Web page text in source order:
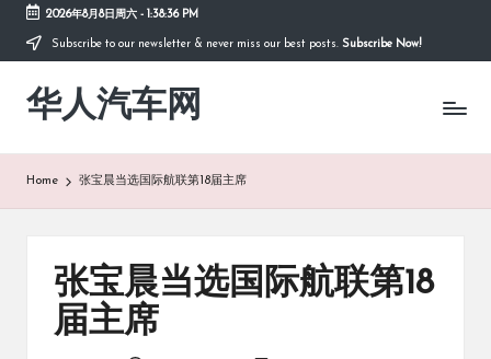
Skip
content
2026年8月8日周六- 1:38:36 PM
Subscribe to our newsletter & never miss our best posts. Subscribe Now!
华人汽车网
Home 张宝晨当选国际航联第18届主席
张宝晨当选国际航联第18
届主席